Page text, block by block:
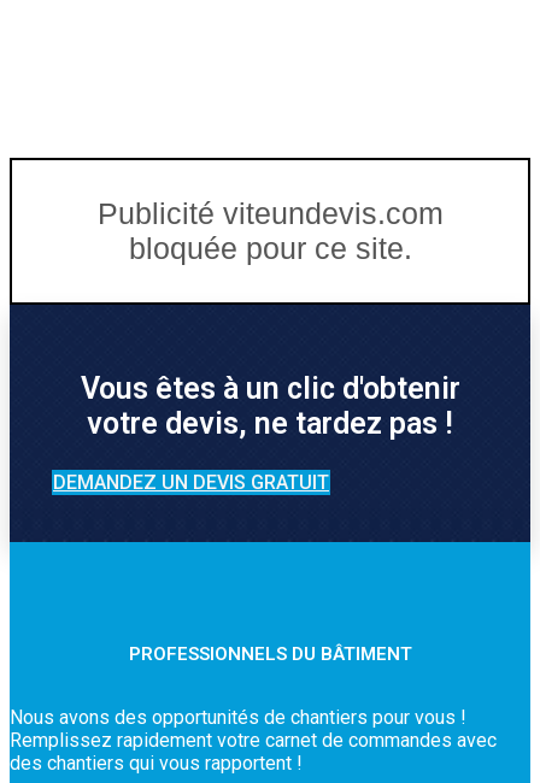
Publicité viteundevis.com
bloquée pour ce site.
Vous êtes à un clic d'obtenir
votre devis, ne tardez pas !
DEMANDEZ UN DEVIS GRATUIT
PROFESSIONNELS DU BÂTIMENT
Nous avons des opportunités de chantiers pour vous !
Remplissez rapidement votre carnet de commandes avec
des chantiers qui vous rapportent !